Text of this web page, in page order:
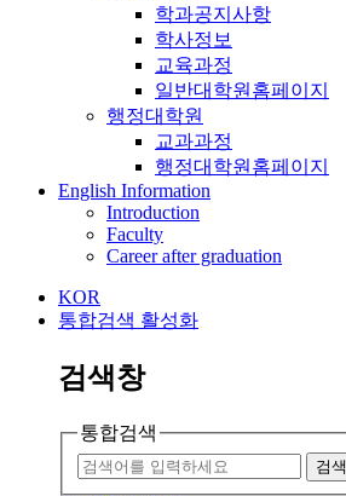
학과공지사항
학사정보
교육과정
일반대학원홈페이지
행정대학원
교과과정
행정대학원홈페이지
English Information
Introduction
Faculty
Career after graduation
KOR
통합검색 활성화
검색창
통합검색
검색